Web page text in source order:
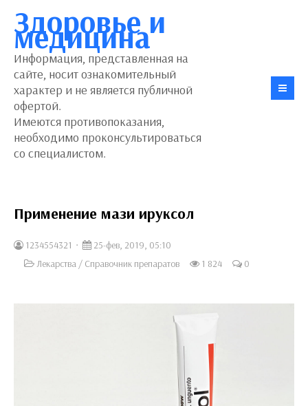
Здоровье и
медицина
Информация, представленная на
сайте, носит ознакомительный
характер и не является публичной
офертой.
Имеются противопоказания,
необходимо проконсультироваться
со специалистом.
Применение мази ируксол
1234554321
25-фев, 2019, 05:10
Лекарства / Справочник препаратов 1 824 0